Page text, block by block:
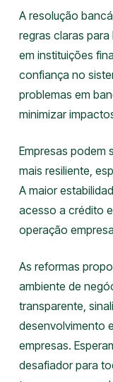
A resolução
regras claras
em instituições
confiança no
problemas em
minimizar
Empresas podem
mais resiliente,
A maior
acesso a crédito
operação
As reformas
ambiente de
transparente,
desenvolvimento
empresas.
desafiador para